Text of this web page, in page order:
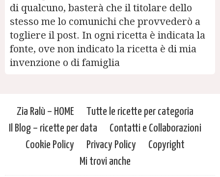
di qualcuno, basterà che il titolare dello
stesso me lo comunichi che provvederò a
togliere il post. In ogni ricetta è indicata la
fonte, ove non indicato la ricetta è di mia
invenzione o di famiglia
Zia Ralù – HOME
Tutte le ricette per categoria
Il Blog – ricette per data
Contatti e Collaborazioni
Cookie Policy
Privacy Policy
Copyright
Mi trovi anche